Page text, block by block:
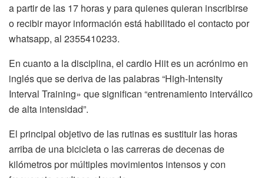
a partir de las 17 horas y para quienes quieran inscribirse
o recibir mayor información está habilitado el contacto por
whatsapp, al 2355410233.
En cuanto a la disciplina, el cardio Hiit es un acrónimo en
inglés que se deriva de las palabras “High-Intensity
Interval Training» que significan “entrenamiento interválico
de alta intensidad”.
El principal objetivo de las rutinas es sustituir las horas
arriba de una bicicleta o las carreras de decenas de
kilómetros por múltiples movimientos intensos y con